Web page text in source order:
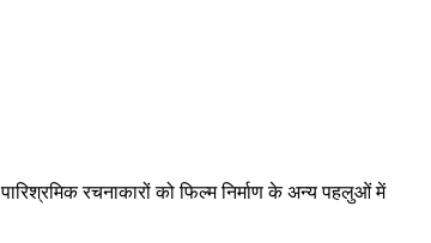
रचनाकारों को फिल्म निर्माण के अन्य पहलुओं में